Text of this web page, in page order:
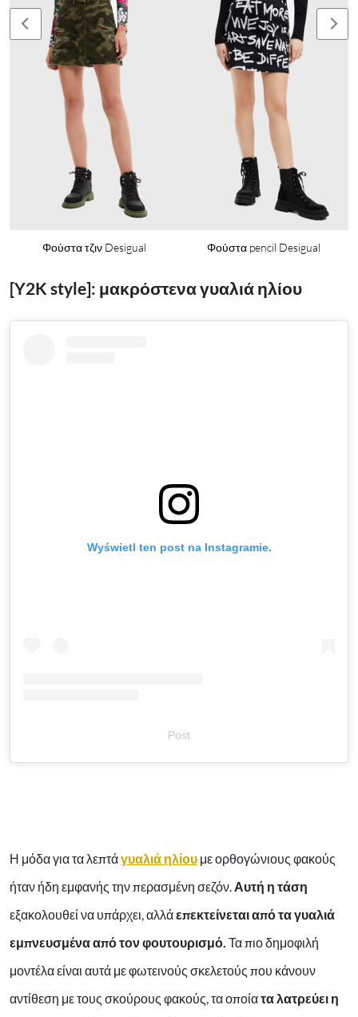
Φούστα τζιν Desigual Φούστα pencil Desigual
[Y2K style]: μακρόστενα γυαλιά ηλίου
Wyświetl ten post na Instagramie.
Post
Η μόδα για τα λεπτάγυαλιά ηλίου με ορθογώνιους φακούς
ήταν ήδη εμφανής την περασμένη σεζόν. Αυτή η τάση
εξακολουθεί να υπάρχει, αλλάεπεκτείνεται από τα γυαλιά
εμπνευσμένα από τον φουτουρισμό. Τα πιο δημοφιλή
μοντέλα είναι αυτά με φωτεινούς σκελετούς που κάνουν
αντίθεση με τους σκούρους φακούς, τα οποίατα λατρεύει η